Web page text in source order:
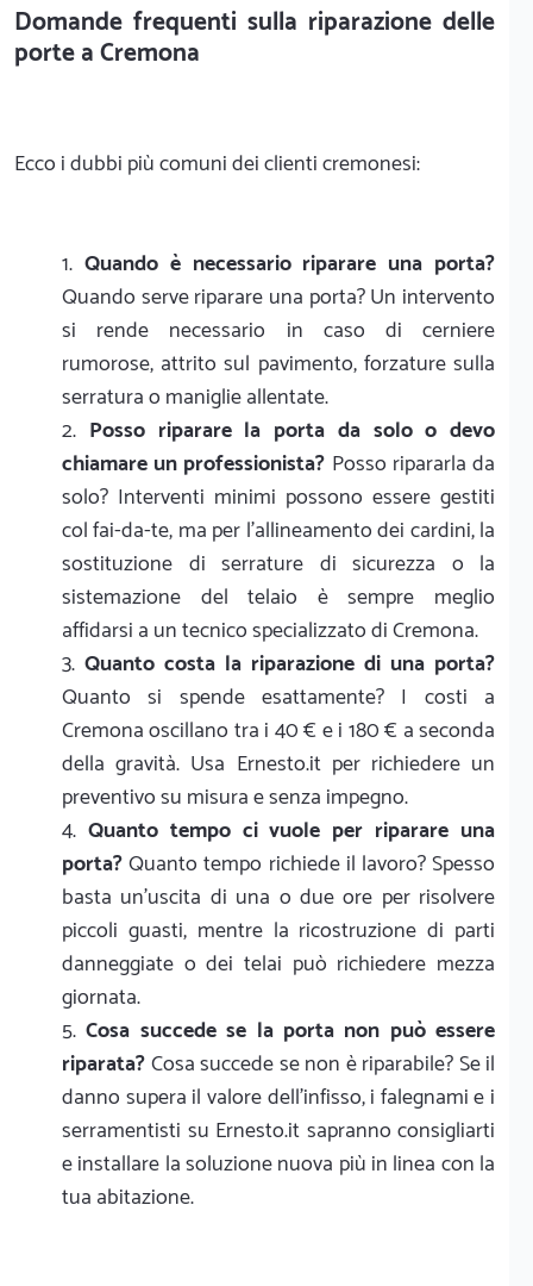
Domande frequenti sulla riparazione delle
porte a Cremona
Ecco i dubbi più comuni dei clienti cremonesi:
Quando è necessario riparare una porta?
Quando serve riparare una porta? Un intervento
si rende necessario in caso di cerniere
rumorose, attrito sul pavimento, forzature sulla
serratura o maniglie allentate.
Posso riparare la porta da solo o devo
chiamare un professionista? Posso ripararla da
solo? Interventi minimi possono essere gestiti
col fai-da-te, ma per l'allineamento dei cardini, la
sostituzione di serrature di sicurezza o la
sistemazione del telaio è sempre meglio
affidarsi a un tecnico specializzato di Cremona.
Quanto costa la riparazione di una porta?
Quanto si spende esattamente? I costi a
Cremona oscillano tra i 40 € e i 180 € a seconda
della gravità. Usa Ernesto.it per richiedere un
preventivo su misura e senza impegno.
Quanto tempo ci vuole per riparare una
porta?Quanto tempo richiede il lavoro? Spesso
basta un'uscita di una o due ore per risolvere
piccoli guasti, mentre la ricostruzione di parti
danneggiate o dei telai può richiedere mezza
giornata.
Cosa succede se la porta non può essere
riparata?Cosa succede se non è riparabile? Se il
danno supera il valore dell'infisso, i falegnami e i
serramentisti su Ernesto.it sapranno consigliarti
e installare la soluzione nuova più in linea con la
tua abitazione.